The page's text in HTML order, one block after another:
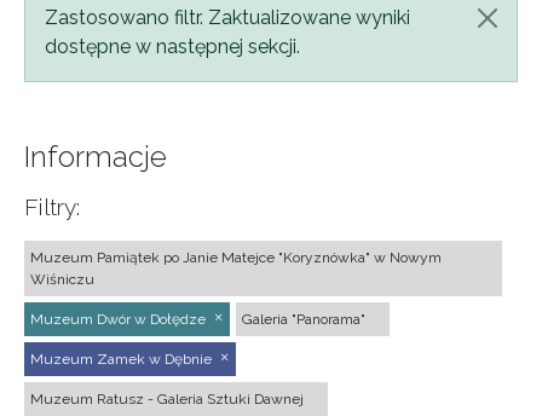
Komunikat
Zastosowano filtr. Zaktualizowane wyniki
dostępne w następnej sekcji.
Informacje
Filtry:
Muzeum Pamiątek po Janie Matejce "Koryznówka" w Nowym
Wiśniczu
Muzeum Dwór w Dołędze Galeria "Panorama"
Muzeum Zamek w Dębnie
Muzeum Ratusz - Galeria Sztuki Dawnej